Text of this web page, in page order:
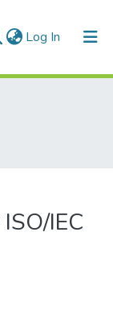
Log In (current)
IEC